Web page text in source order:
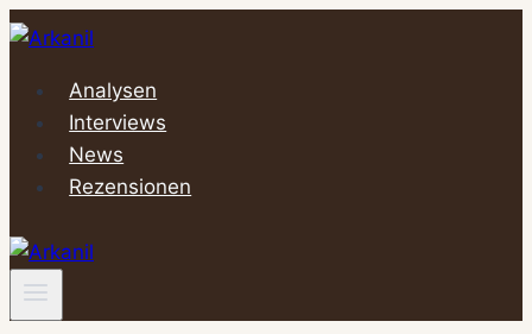
Zum
springenAnalysen
Interviews
News
Rezensionen